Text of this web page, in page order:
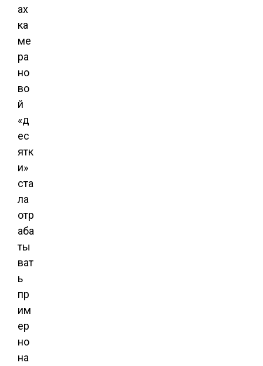
ах
ка
ме
ра
но
во
й
«д
ес
ятк
и»
ста
ла
отр
аба
ты
ват
ь
пр
им
ер
но
на